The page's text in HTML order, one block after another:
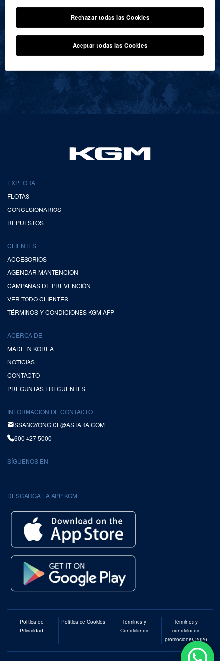
VOLVER AL INICIO
EXPLORA
FLOTAS
CONCESIONARIOS
REPUESTOS
CLIENTES
ACCESORIOS
AGENDAR MANTENCIÓN
CAMPAÑAS DE PREVENCIÓN
VER TODO CLIENTES
TÉRMINOS Y CONDICIONES KGM APP
ACERCA DE
MADE IN KOREA
NOTICIAS
CONTACTO
PREGUNTAS FRECUENTES
INFORMACION DE CONTACTO
SSANGYONG.CL@ASTARA.COM
600 427 5000
SÍGUENOS EN
DESCARGA LA APP KGM
Política de
Privacidad
Política de Cookies
Términos y
Condiciones
Términos y
condiciones
promociones 2026
Rechazar todas las Cookies
Aceptar todas las Cookies